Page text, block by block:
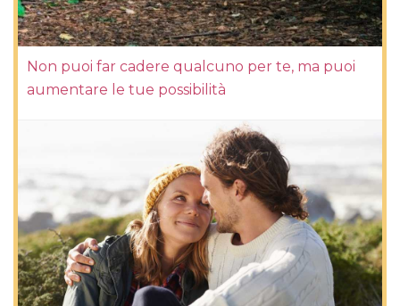
Non puoi far cadere qualcuno per te, ma puoi
aumentare le tue possibilità